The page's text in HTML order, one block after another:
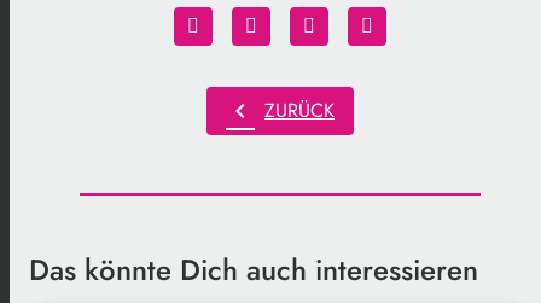
chevron_left ZURÜCK
Das könnte Dich auch interessieren